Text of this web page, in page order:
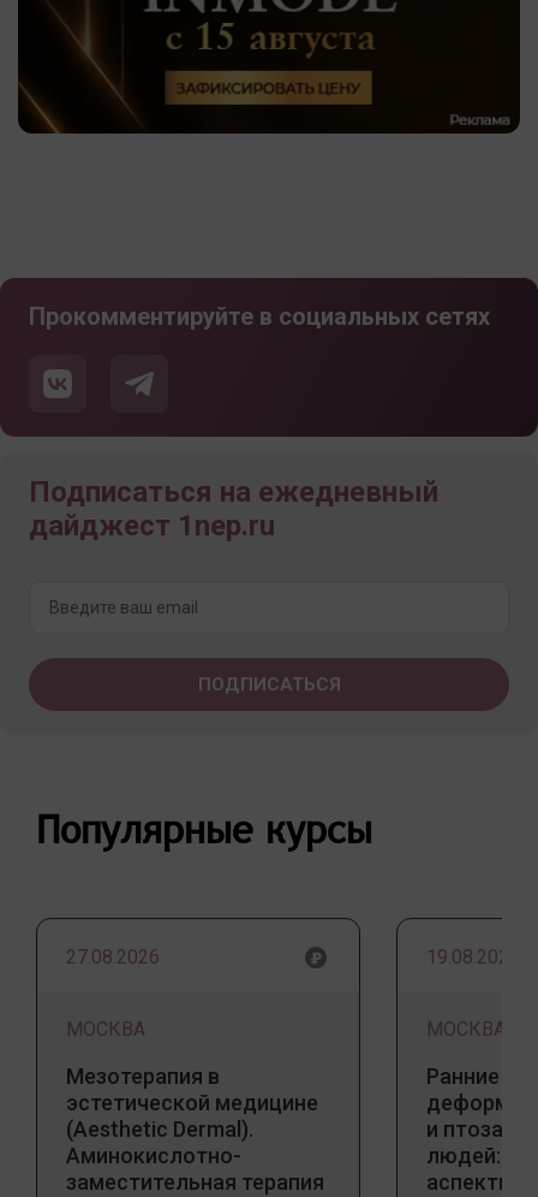
Прокомментируйте в социальных сетях
Подписаться на ежедневный
дайджест 1nep.ru
Популярные курсы
27.08.2026
МОСКВА
Мезотерапия в
эстетической медицине
(Aesthetic Dermal).
Аминокислотно-
заместительная терапия
19.08.2026
МОСКВА
Ранние
и птоза у
людей:
аспекты